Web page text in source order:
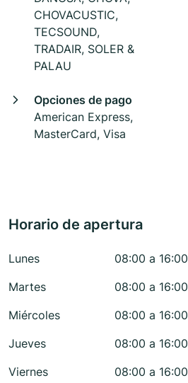
CHOVACUSTIC,
TECSOUND,
TRADAIR, SOLER &
PALAU
Opciones de pago
American Express,
MasterCard, Visa
Horario de apertura
Lunes
08:00 a 16:00
Martes
08:00 a 16:00
Miércoles
08:00 a 16:00
Jueves
08:00 a 16:00
Viernes
08:00 a 16:00